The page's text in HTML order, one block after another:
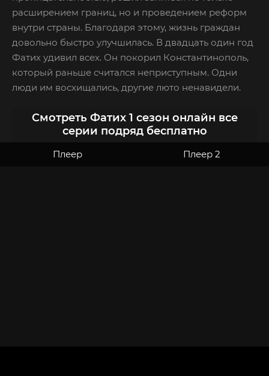
расширением границ, но и проведением реформ
внутри страны. Благодаря этому, жизнь граждан
довольно быстро улучшилась. В двадцать один год
Фатих удивил всех. Он покорил Константинополь,
который раньше считался неприступным. Одни
люди им восхищались, другие люто ненавидели.
Смотреть Фатих 1 сезон онлайн все
серии подряд бесплатно
Плеер Плеер 2